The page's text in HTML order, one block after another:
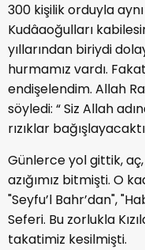
300 kişilik orduyla aynı
Kudâaoğulları
yıllarından biriydi
hurmamız vardı.
endişelendim. Allah
söyledi: “ Siz Allah
rızıklar
Günlerce yol gittik,
azığımız bitmişti. O
"Seyfu’l Bahr’dan",
Seferi. Bu zorlukla
takatimiz kesilmişti.